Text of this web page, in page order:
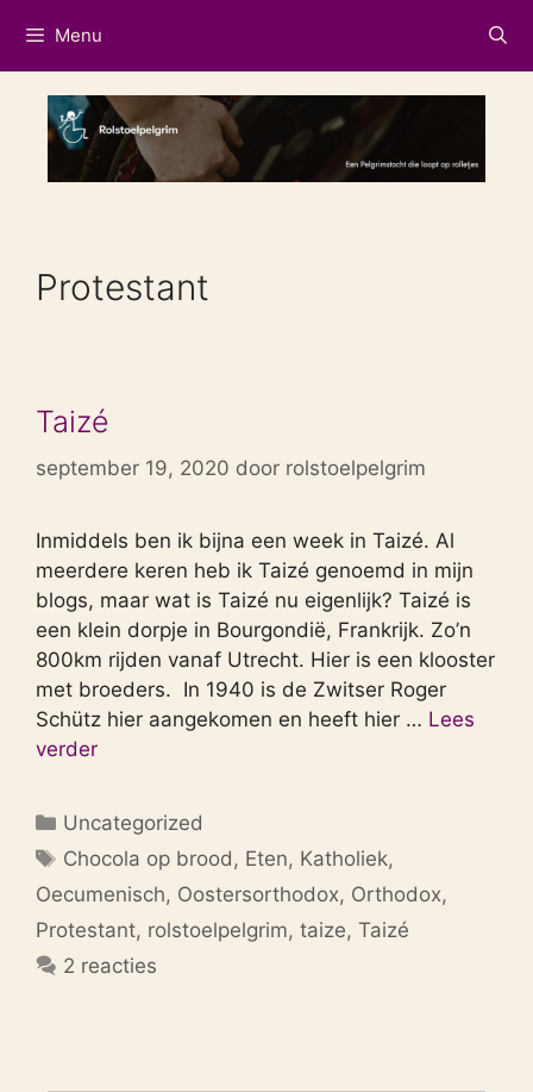
naar
de
inhoud
Menu
Protestant
Taizé
september 19, 2020 door rolstoelpelgrim
Inmiddels ben ik bijna een week in Taizé. Al
meerdere keren heb ik Taizé genoemd in mijn
blogs, maar wat is Taizé nu eigenlijk? Taizé is
een klein dorpje in Bourgondië, Frankrijk. Zo’n
800km rijden vanaf Utrecht. Hier is een klooster
met broeders. In 1940 is de Zwitser Roger
Schütz hier aangekomen en heeft hier … Lees
verder
Categorieën
Uncategorized
Tags
Chocola op brood , Eten, Katholiek,
Oecumenisch, Oostersorthodox, Orthodox,
Protestant, rolstoelpelgrim, taize, Taizé
2 reacties